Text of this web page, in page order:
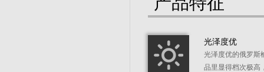
光泽度优
光泽度优的俄罗斯
品里显得档次极高